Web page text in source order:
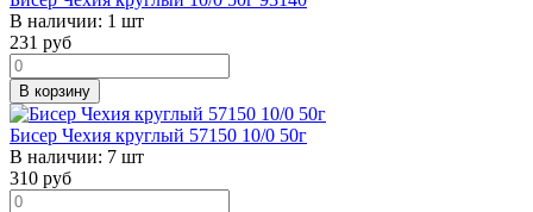
В наличии: 1 шт
231 руб
В корзину
Бисер Чехия круглый 57150 10/0 50г
В наличии: 7 шт
310 руб